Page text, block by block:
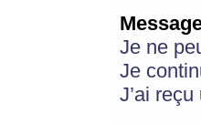
Je ne
Je
J’ai